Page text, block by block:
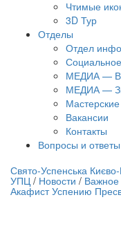
Чтимые
3D Тур
Отделы
Отдел
МЕДИА —
МЕДИА —
Мастерские
Вакансии
Контакты
Вопросы и ответы
трансляция | 12
Свято-Успенська
УПЦ / Новости / Важное
Акафист Успению